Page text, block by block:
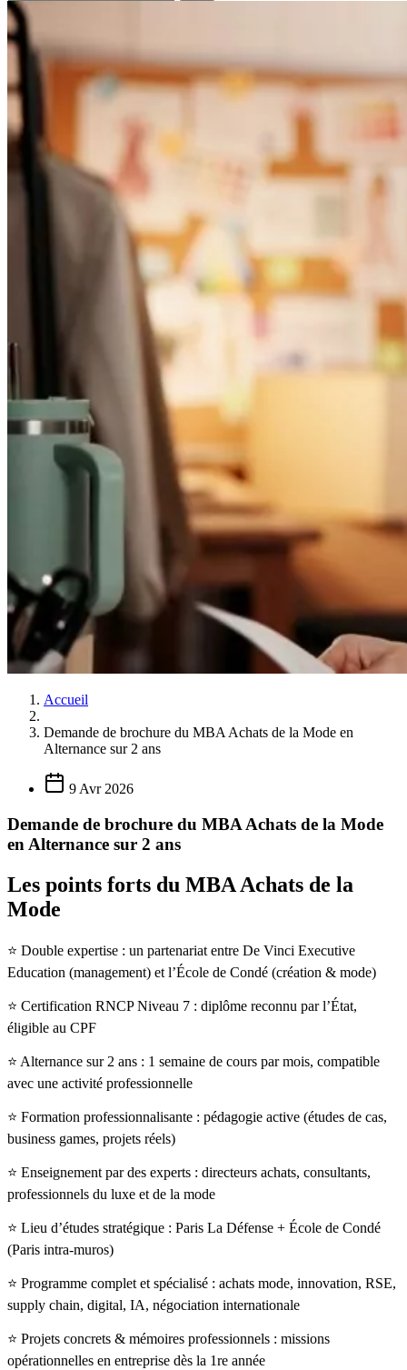
Accueil
Demande de brochure du MBA Achats de la Mode en
Alternance sur 2 ans
9 Avr 2026
Demande de brochure du MBA Achats de la Mode
en Alternance sur 2 ans
Les points forts du MBA Achats de la
Mode
⭐️ Double expertise : un partenariat entre De Vinci Executive
Education (management) et l’École de Condé (création & mode)
⭐️ Certification RNCP Niveau 7 : diplôme reconnu par l’État,
éligible au CPF
⭐️ Alternance sur 2 ans : 1 semaine de cours par mois, compatible
avec une activité professionnelle
⭐️ Formation professionnalisante : pédagogie active (études de cas,
business games, projets réels)
⭐️ Enseignement par des experts : directeurs achats, consultants,
professionnels du luxe et de la mode
⭐️ Lieu d’études stratégique : Paris La Défense + École de Condé
(Paris intra-muros)
⭐️ Programme complet et spécialisé : achats mode, innovation, RSE,
supply chain, digital, IA, négociation internationale
⭐️ Projets concrets & mémoires professionnels : missions
opérationnelles en entreprise dès la 1re année